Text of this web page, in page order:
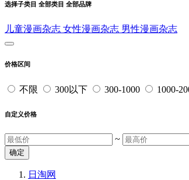
选择子类目 全部类目 全部品牌
儿童漫画杂志 女性漫画杂志 男性漫画杂志
价格区间
不限 300以下 300-1000 1000-
自定义价格
~
确定
日淘网